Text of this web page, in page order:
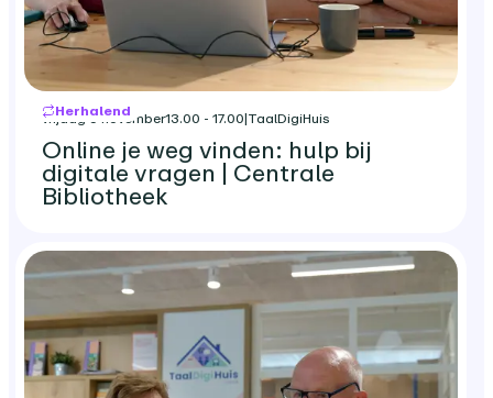
Herhalend
vrijdag 6 november13.00 - 17.00|TaalDigiHuis
Online je weg vinden: hulp bij
digitale vragen | Centrale
Bibliotheek